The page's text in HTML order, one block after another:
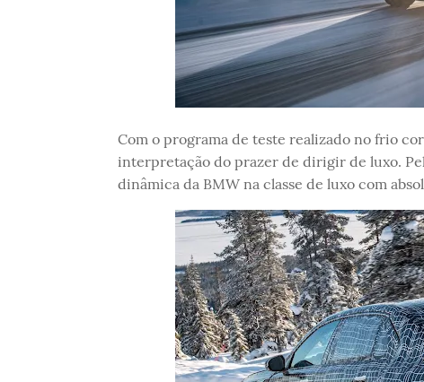
Com o programa de teste realizado no frio
interpretação do prazer de dirigir de luxo.
dinâmica da BMW na classe de luxo com